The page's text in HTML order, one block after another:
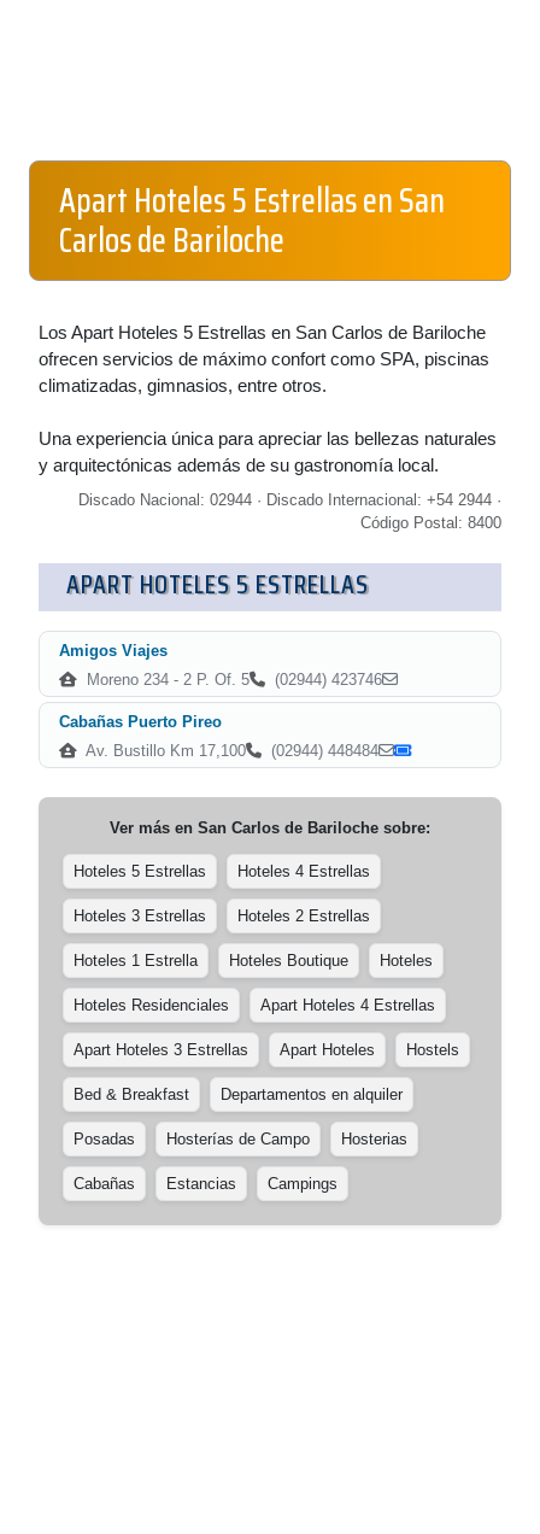
Apart Hoteles 5 Estrellas en San
Carlos de Bariloche
Los Apart Hoteles 5 Estrellas en San Carlos de Bariloche
ofrecen servicios de máximo confort como SPA, piscinas
climatizadas, gimnasios, entre otros.
Una experiencia única para apreciar las bellezas naturales
y arquitectónicas además de su gastronomía local.
Discado Nacional: 02944 · Discado Internacional: +54 2944 ·
Código Postal: 8400
APART HOTELES 5 ESTRELLAS
Amigos Viajes
Moreno 234 - 2 P. Of. 5
(02944) 423746
Cabañas Puerto Pireo
Av. Bustillo Km 17,100
(02944) 448484
Ver más en San Carlos de Bariloche sobre:
Hoteles 5 Estrellas Hoteles 4 Estrellas
Hoteles 3 Estrellas Hoteles 2 Estrellas
Hoteles 1 Estrella Hoteles Boutique Hoteles
Hoteles Residenciales Apart Hoteles 4 Estrellas
Apart Hoteles 3 Estrellas Apart Hoteles Hostels
Bed & Breakfast Departamentos en alquiler
Posadas Hosterías de Campo Hosterias
Cabañas Estancias Campings